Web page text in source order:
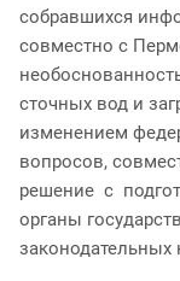
собравшихся
совместно с
сточных вод и
изменением
вопросов,
решение с
органы
законодательных